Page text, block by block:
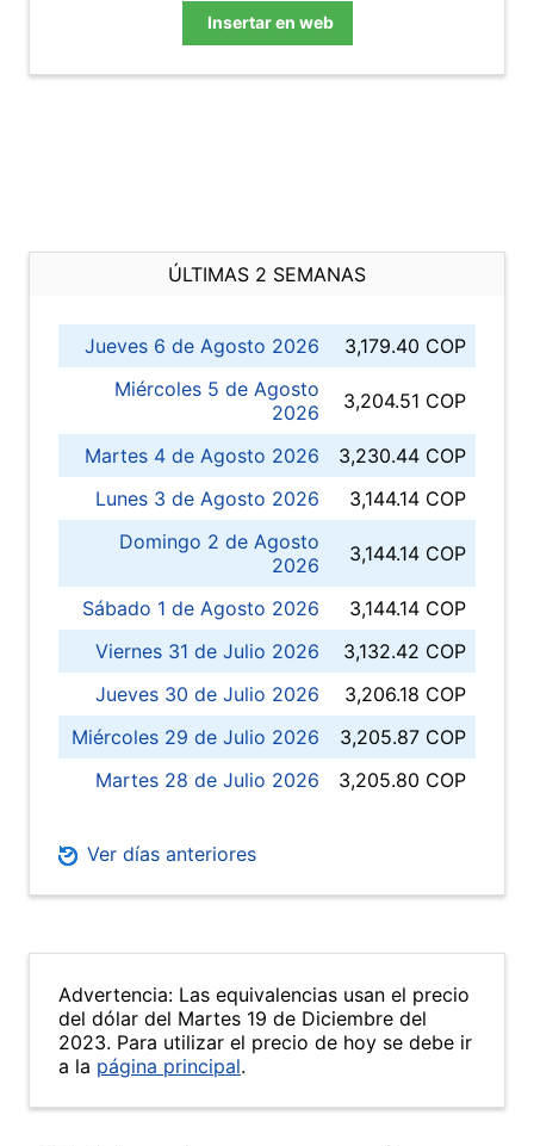
Insertar en web
ÚLTIMAS 2 SEMANAS
Jueves 6 de Agosto 2026
3,179.40 COP
Miércoles 5 de Agosto
2026
3,204.51 COP
Martes 4 de Agosto 2026
3,230.44 COP
Lunes 3 de Agosto 2026
3,144.14 COP
Domingo 2 de Agosto
2026
3,144.14 COP
Sábado 1 de Agosto 2026
3,144.14 COP
Viernes 31 de Julio 2026
3,132.42 COP
Jueves 30 de Julio 2026
3,206.18 COP
Miércoles 29 de Julio 2026
3,205.87 COP
Martes 28 de Julio 2026
3,205.80 COP
Ver días anteriores
Advertencia: Las equivalencias usan el precio
del dólar del Martes 19 de Diciembre del
2023. Para utilizar el precio de hoy se debe ir
a la página principal.